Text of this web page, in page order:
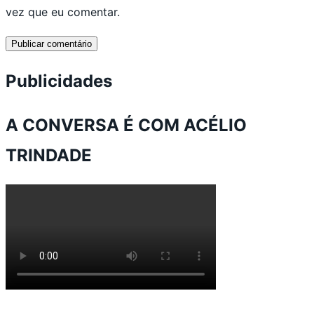
vez que eu comentar.
Publicidades
A CONVERSA É COM ACÉLIO
TRINDADE